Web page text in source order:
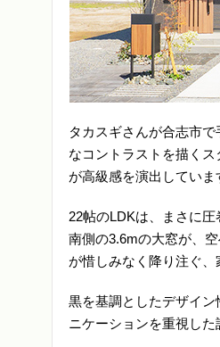
タカスギさんが合志市
なコントラストを描く
が高級感を演出していま
22帖のLDKは、まさに
南側の3.6mの大窓が、
が惜しみなく降り注ぐ、
黒を基調としたデザイ
ニケーションを重視した